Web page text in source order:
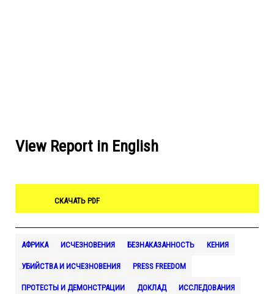
View Report in English
СКАЧАТЬ PDF
АФРИКА ИСЧЕЗНОВЕНИЯ БЕЗНАКАЗАННОСТЬ КЕНИЯ
УБИЙСТВА И ИСЧЕЗНОВЕНИЯ PRESS FREEDOM
ПРОТЕСТЫ И ДЕМОНСТРАЦИИ ДОКЛАД ИССЛЕДОВАНИЯ